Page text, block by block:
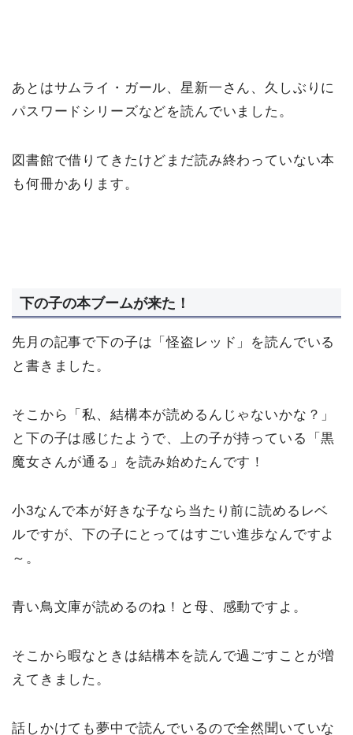
あとはサムライ・ガール、星新一さん、久しぶりに
パスワードシリーズなどを読んでいました。
図書館で借りてきたけどまだ読み終わっていない本
も何冊かあります。
下の子の本ブームが来た！
先月の記事で下の子は「怪盗レッド」を読んでいる
と書きました。
そこから「私、結構本が読めるんじゃないかな？」
と下の子は感じたようで、上の子が持っている「黒
魔女さんが通る」を読み始めたんです！
小3なんで本が好きな子なら当たり前に読めるレベ
ルですが、下の子にとってはすごい進歩なんですよ
～。
青い鳥文庫が読めるのね！と母、感動ですよ。
そこから暇なときは結構本を読んで過ごすことが増
えてきました。
話しかけても夢中で読んでいるので全然聞いていな